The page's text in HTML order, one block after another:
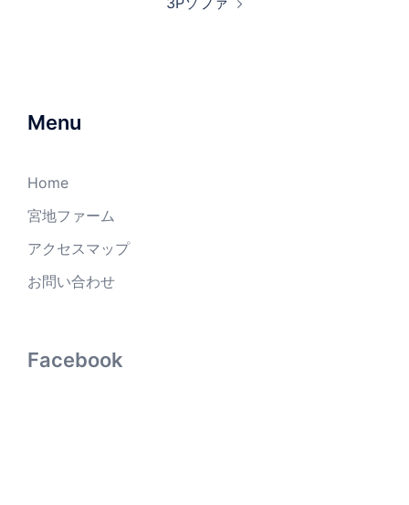
Menu
Home
宮地ファーム
アクセスマップ
お問い合わせ
Facebook